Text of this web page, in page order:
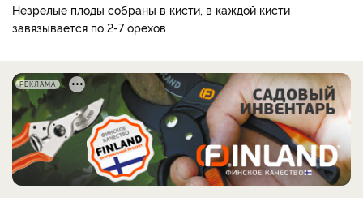
Незрелые плоды собраны в кисти, в каждой кисти
завязывается по 2-7 орехов
РЕКЛАМА